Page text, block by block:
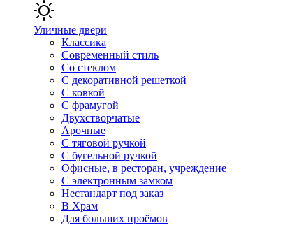
Уличные двери
Классика
Современный стиль
Со стеклом
С декоративной решеткой
С ковкой
С фрамугой
Двухстворчатые
Арочные
С тяговой ручкой
С бугельной ручкой
Офисные, в ресторан, учреждение
С электронным замком
Нестандарт под заказ
В Храм
Для больших проёмов